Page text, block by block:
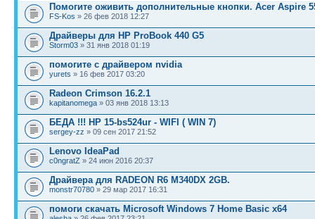
Помогите оживить дополнительные кнопки. Acer Aspire
FS-Kos » 26 фев 2018 12:27
Драйверы для HP ProBook 440 G5
Storm03 » 31 янв 2018 01:19
помогите с драйвером nvidia
yurets » 16 фев 2017 03:20
Radeon Crimson 16.2.1
kapitanomega » 03 янв 2018 13:13
БЕДА !!! HP 15-bs524ur - WIFI ( WIN 7)
sergey-zz » 09 сен 2017 21:52
Lenovo IdeaPad
c0ngratZ » 24 июн 2016 20:37
Драйвера для RADEON R6 M340DX 2GB.
monstr70780 » 29 мар 2017 16:31
помоги скачать Microsoft Windows 7 Home Basic x64